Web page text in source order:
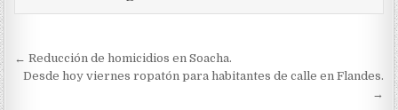
Navegación
de
← Reducción de homicidios en Soacha.
Desde hoy viernes ropatón para habitantes de calle en Flandes.
→